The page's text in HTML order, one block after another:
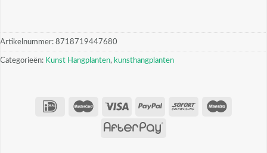
Artikelnummer: 8718719447680
Categorieën: Kunst Hangplanten, kunsthangplanten